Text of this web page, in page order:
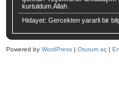
kurtuldum.Allah
Hidayet: Gercekten yararli bir
Powered by WordPress | Oturum aç |